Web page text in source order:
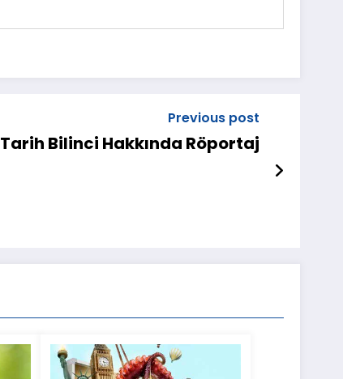
Previous post
Tarih Bilinci Hakkında Röportaj